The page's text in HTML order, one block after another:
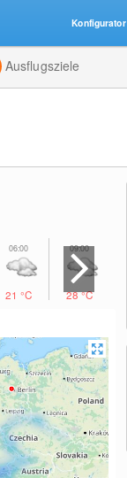
Kombiniert
Ausflugsziele
21°C 28°C
Konfigurator